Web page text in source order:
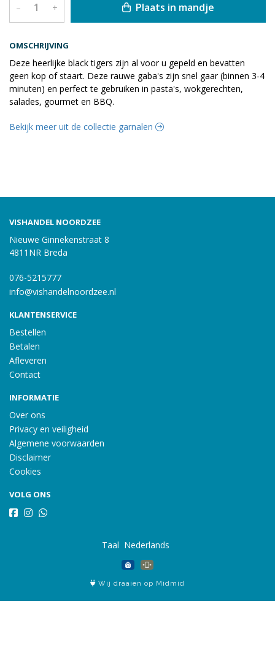
OMSCHRIJVING
Deze heerlijke black tigers zijn al voor u gepeld en bevatten
geen kop of staart. Deze rauwe gaba's zijn snel gaar (binnen 3-4
minuten) en perfect te gebruiken in pasta's, wokgerechten,
salades, gourmet en BBQ.
– + Plaats in mandje
Bekijk meer uit de collectie garnalen
VISHANDEL NOORDZEE
Nieuwe Ginnekenstraat 8
4811NR Breda
076-5215777
info@vishandelnoordzee.nl
KLANTENSERVICE
Bestellen
Betalen
Afleveren
Contact
INFORMATIE
Over ons
Privacy en veiligheid
Algemene voorwaarden
Disclaimer
Cookies
VOLG ONS
Taal
Wij draaien op Midmid